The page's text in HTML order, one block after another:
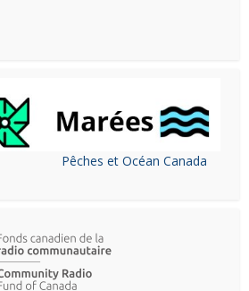
Pêches et Océan Canada